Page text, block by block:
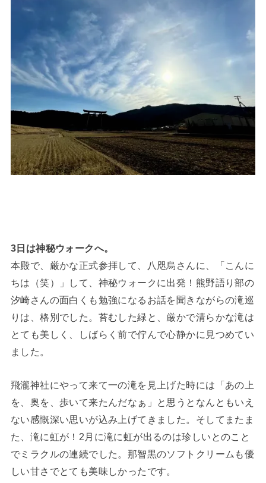
3日は神秘ウォークへ。
本殿で、厳かな正式参拝して、八咫烏さんに、「こんに
ちは（笑）」して、神秘ウォークに出発！熊野語り部の
汐崎さんの面白くも勉強になるお話を聞きながらの滝巡
りは、格別でした。苔むした緑と、厳かで清らかな滝は
とても美しく、しばらく前で佇んで心静かに見つめてい
ました。
飛瀧神社にやって来て一の滝を見上げた時には「あの上
を、奥を、歩いて来たんだなぁ」と思うとなんともいえ
ない感慨深い思いが込み上げてきました。そしてまたま
た、滝に虹が！2月に滝に虹が出るのは珍しいとのこと
でミラクルの連続でした。那智黒のソフトクリームも優
しい甘さでとても美味しかったです。